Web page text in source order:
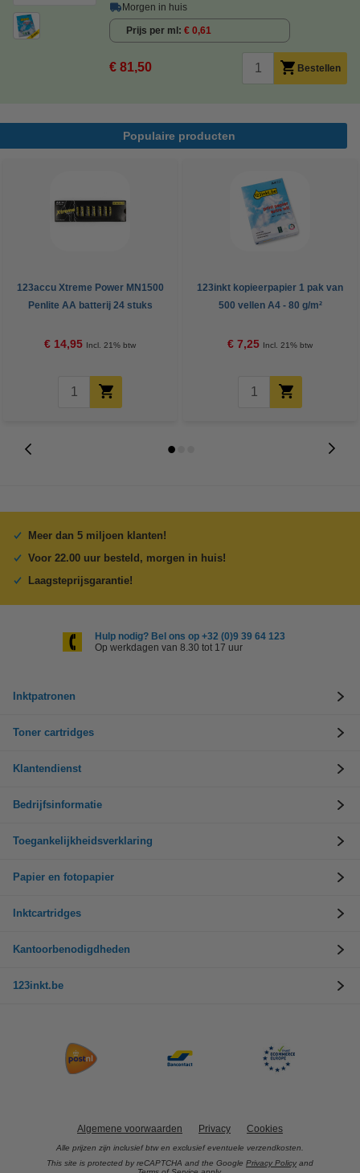
Morgen in huis
Prijs per ml € 0,61
€ 81,50 Bestellen
Populaire producten
123accu Xtreme Power MN1500
Penlite AA batterij 24 stuks
€ 14,95 Incl. 21% btw
123inkt kopieerpapier 1 pak van
500 vellen A4 - 80 g/m²
€ 7,25 Incl. 21% btw
Meer dan 5 miljoen klanten!
Voor 22.00 uur besteld, morgen in huis!
Laagsteprijsgarantie!
Hulp nodig? Bel ons op +32 (0)9 39 64 123
Op werkdagen van 8.30 tot 17 uur
Inktpatronen
Toner cartridges
Klantendienst
Bedrijfsinformatie
Toegankelijkheidsverklaring
Papier en fotopapier
Inktcartridges
Kantoorbenodigdheden
123inkt.be
Algemene voorwaarden Privacy Cookies
Alle prijzen zijn inclusief btw en exclusief eventuele verzendkosten.
This site is protected by reCAPTCHA and the Google Privacy Policy and